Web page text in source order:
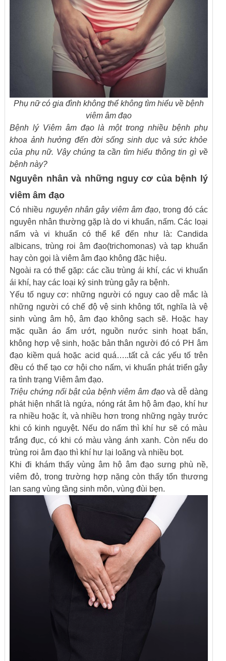
Phụ nữ có gia đình không thể không tìm hiểu về bệnh
viêm âm đạo
Bệnh lý Viêm âm đạo là một trong nhiều bệnh phụ
khoa ảnh hưởng đến đời sống sinh dục và sức khỏe
của phụ nữ. Vậy chúng ta cần tìm hiểu thông tin gì về
bệnh này?
Nguyên nhân và những nguy cơ của bệnh lý
viêm âm đạo
Có nhiều nguyên nhân gây viêm âm đạo, trong đó các
nguyên nhân thường gặp là do vi khuẩn, nấm. Các loại
nấm và vi khuẩn có thể kể đến như là: Candida
albicans, trùng roi âm đạo(trichomonas) và tạp khuẩn
hay còn gọi là viêm âm đạo không đặc hiệu.
Ngoài ra có thể gặp: các cầu trùng ái khí, các vi khuẩn
ái khí, hay các loại ký sinh trùng gây ra bệnh.
Yếu tố nguy cơ: những người có nguy cao dễ mắc là
những người có chế độ vệ sinh không tốt, nghĩa là vệ
sinh vùng âm hộ, âm đạo không sạch sẽ. Hoặc hay
mặc quần áo ẩm ướt, nguồn nước sinh hoạt bẩn,
không hợp vệ sinh, hoặc bản thân người đó có PH âm
đạo kiềm quá hoặc acid quá…..tất cả các yếu tố trên
đều có thể tạo cơ hội cho nấm, vi khuẩn phát triển gây
ra tình trạng Viêm âm đạo.
Triệu chứng nổi bật của bệnh viêm âm đạovà dễ dàng
phát hiện nhất là ngứa, nóng rát âm hộ âm đạo, khí hư
ra nhiều hoặc ít, và nhiều hơn trong những ngày trước
khi có kinh nguyệt. Nếu do nấm thì khí hư sẽ có màu
trắng đục, có khi có màu vàng ánh xanh. Còn nếu do
trùng roi âm đạo thì khí hư lại loãng và nhiều bọt.
Khi đi khám thấy vùng âm hộ âm đạo sưng phù nề,
viêm đỏ, trong trường hợp nặng còn thấy tổn thương
lan sang vùng tầng sinh môn, vùng đùi bẹn.